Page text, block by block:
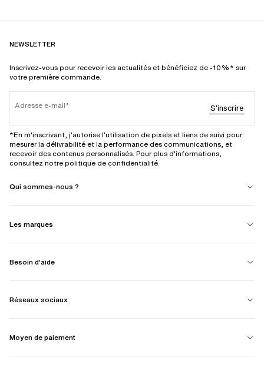
NEWSLETTER
Inscrivez-vous pour recevoir les actualités et bénéficiez de -10%* sur
votre première commande.
Adresse e-mail S'inscrire
*En m’inscrivant, j’autorise l’utilisation de pixels et liens de suivi pour
mesurer la délivrabilité et la performance des communications, et
recevoir des contenus personnalisés. Pour plus d’informations,
consultez notre politique de confidentialité.
Qui sommes-nous ?
Les marques
Besoin d'aide
Réseaux sociaux
Moyen de paiement